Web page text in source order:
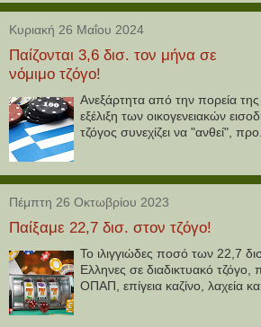
Κυριακή 26 Μαΐου 2024
Παίζονται 3,6 δισ. τον μήνα σε
νόμιμο τζόγο!
Ανεξάρτητα από την πορεία της
εξέλιξη των οικογενειακών
τζόγος συνεχίζει να "ανθεί",
Πέμπτη 26 Οκτωβρίου 2023
Παίξαμε 22,7 δισ. στον τζόγο!
To ιλιγγιώδες ποσό των 22,7
Ελληνες σε διαδικτυακό τζόγο,
ΟΠΑΠ, επίγεια καζίνο, λαχεία